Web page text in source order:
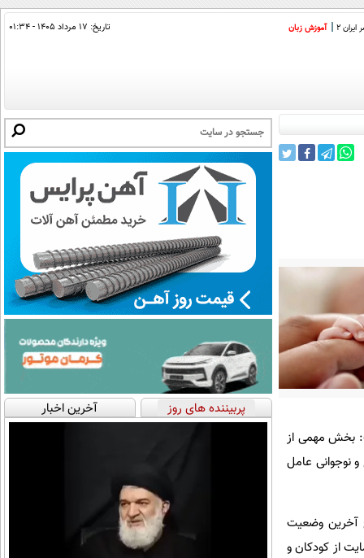
2 آموزش زبان تاریخ: ۱۷ مرداد ۱۴۰۵ - ۰۱:۳۴
بخش مهمی از
نوجوانی عامل
آخرین وضعیت
از کودکان و
پربیننده های روز آخرین اخبار